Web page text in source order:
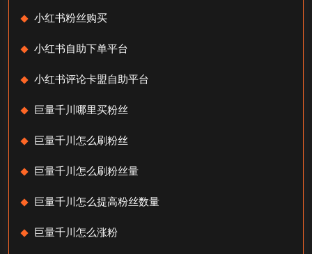
小红书粉丝购买
小红书自助下单平台
小红书评论卡盟自助平台
巨量千川哪里买粉丝
巨量千川怎么刷粉丝
巨量千川怎么刷粉丝量
巨量千川怎么提高粉丝数量
巨量千川怎么涨粉